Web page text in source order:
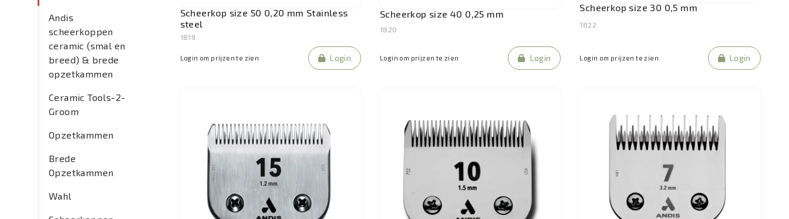
Andis
scheerkoppen
ceramic (smal en
breed) & brede
opzetkammen
Ceramic Tools-2-
Groom
Opzetkammen
Brede
Opzetkammen
Wahl
Scheerkop size 50 0,20 mm Stainless
steel
1819
Login om prijzen te zien Login
Scheerkop size 40 0,25 mm
1820
Login om prijzen te zien Login
Scheerkop size 30 0,5 mm
1822
Login om prijzen te zien Login